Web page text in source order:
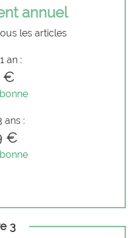
annuel
les articles
an :
€
ans :
€
3